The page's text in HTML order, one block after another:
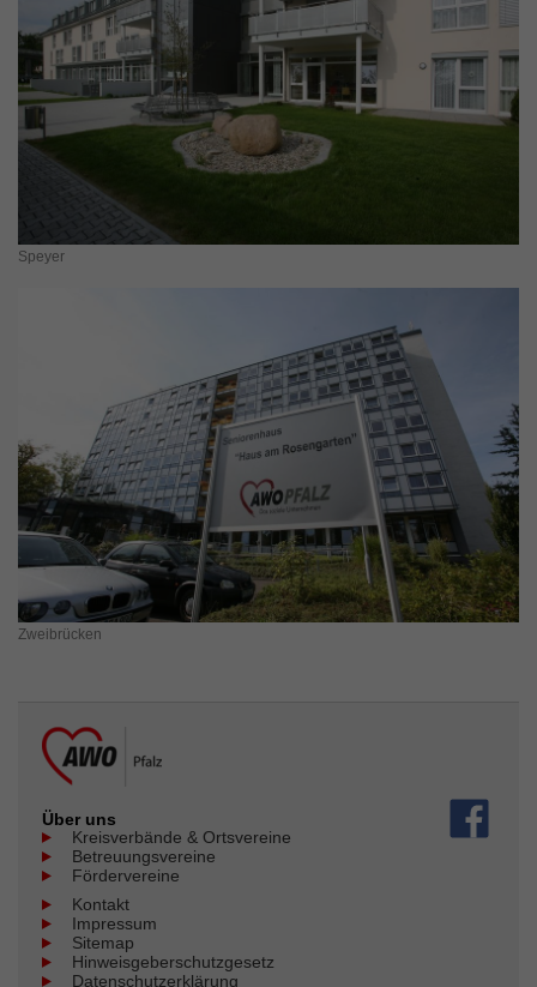
Speyer
Zweibrücken
Über uns
Kreisverbände & Ortsvereine
Betreuungsvereine
Fördervereine
Kontakt
Impressum
Sitemap
Hinweisgeberschutzgesetz
Datenschutzerklärung